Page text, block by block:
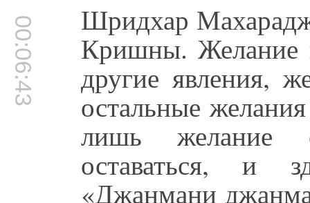
00:06:43 Шридхар
Кришны. Желание
другие явления,
остальные
лишь желание
оставаться, и
«Джанмани